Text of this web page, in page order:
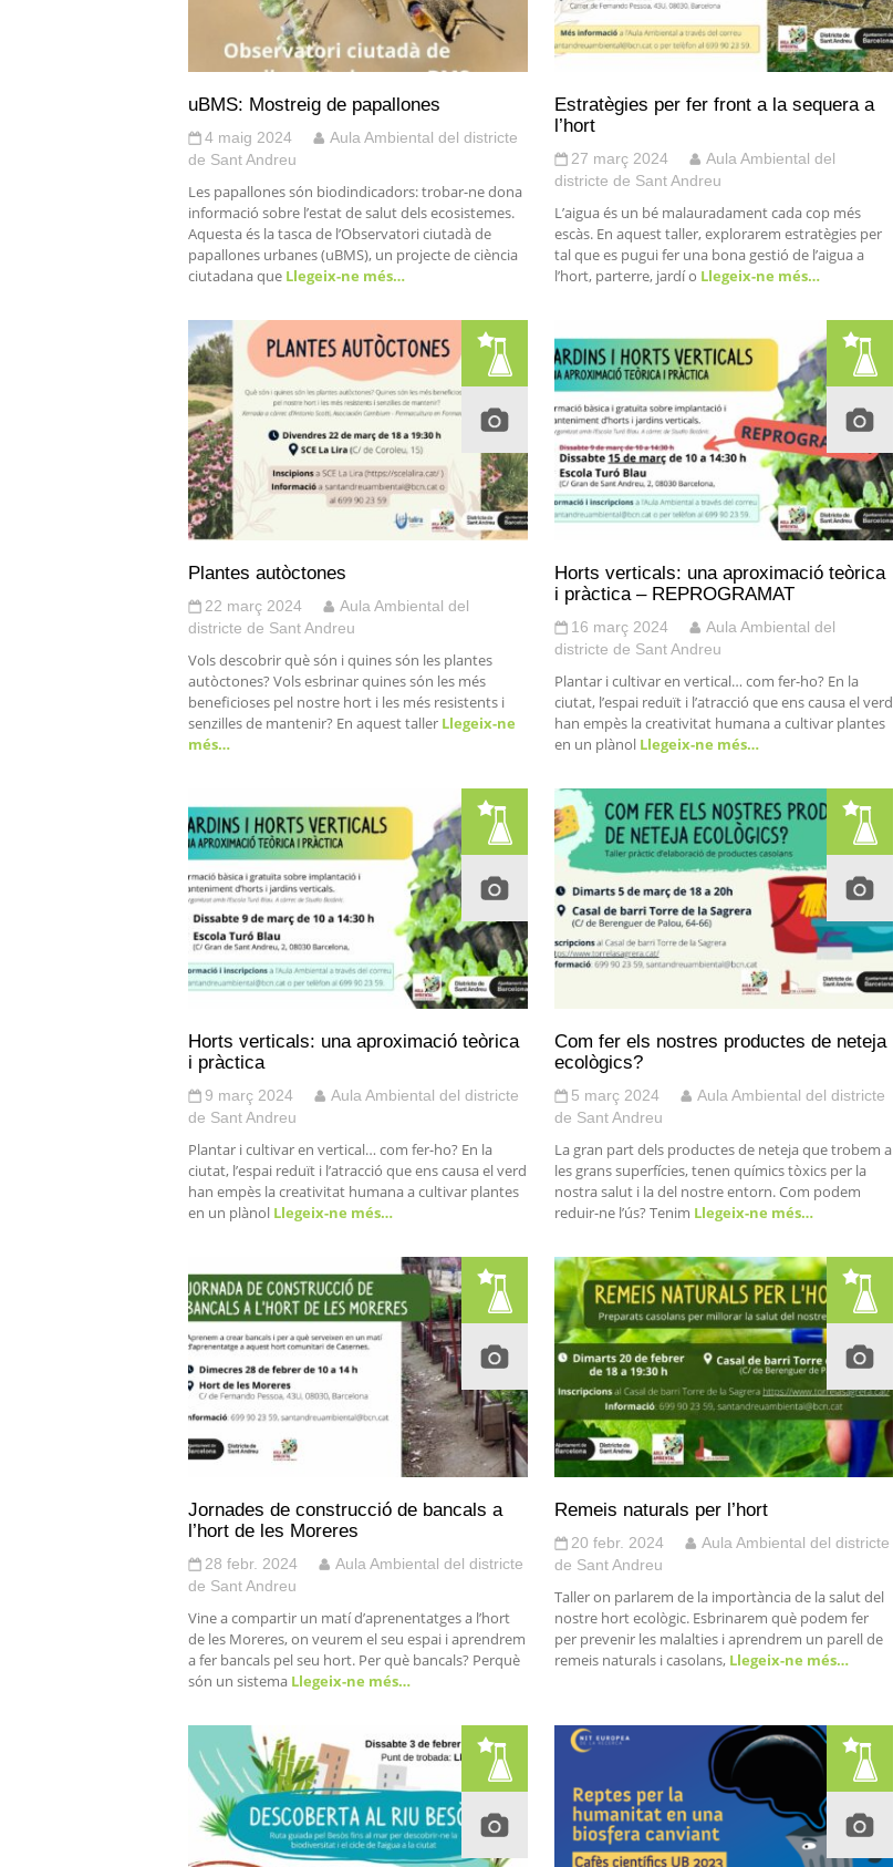
uBMS: Mostreig de papallones
4 maig 2024
Aula Ambiental del districte
de Sant Andreu
Les papallones són biodindicadors: trobar-ne dona
informació sobre l’estat de salut dels ecosistemes.
Aquesta és la tasca de l’Observatori ciutadà de
papallones urbanes (uBMS), un projecte de ciència
ciutadana que Llegeix-ne més…
Estratègies per fer front a la sequera a
l’hort
27 març 2024
Aula Ambiental del
districte de Sant Andreu
L’aigua és un bé malauradament cada cop més
escàs. En aquest taller, explorarem estratègies per
tal que es pugui fer una bona gestió de l’aigua a
l’hort, parterre, jardí o Llegeix-ne més…
Plantes autòctones
22 març 2024
Aula Ambiental del
districte de Sant Andreu
Vols descobrir què són i quines són les plantes
autòctones? Vols esbrinar quines són les més
beneficioses pel nostre hort i les més resistents i
senzilles de mantenir? En aquest taller Llegeix-ne
més…
Horts verticals: una aproximació teòrica
i pràctica – REPROGRAMAT
16 març 2024
Aula Ambiental del
districte de Sant Andreu
Plantar i cultivar en vertical… com fer-ho? En la
ciutat, l’espai reduït i l’atracció que ens causa el verd
han empès la creativitat humana a cultivar plantes
en un plànolLlegeix-ne més…
Horts verticals: una aproximació teòrica
i pràctica
9 març 2024
Aula Ambiental del districte
de Sant Andreu
Plantar i cultivar en vertical… com fer-ho? En la
ciutat, l’espai reduït i l’atracció que ens causa el verd
han empès la creativitat humana a cultivar plantes
en un plànol Llegeix-ne més…
Com fer els nostres productes de neteja
ecològics?
5 març 2024
Aula Ambiental del districte
de Sant Andreu
La gran part dels productes de neteja que trobem a
les grans superfícies, tenen químics tòxics per la
nostra salut i la del nostre entorn. Com podem
reduir-ne l’ús? Tenim Llegeix-ne més…
Jornades de construcció de bancals a
l’hort de les Moreres
28 febr. 2024
Aula Ambiental del districte
de Sant Andreu
Vine a compartir un matí d’aprenentatges a l’hort
de les Moreres, on veurem el seu espai i aprendrem
a fer bancals pel seu hort. Per què bancals? Perquè
són un sistema Llegeix-ne més…
Remeis naturals per l’hort
20 febr. 2024
Aula Ambiental del districte
de Sant Andreu
Taller on parlarem de la importància de la salut del
nostre hort ecològic. Esbrinarem què podem fer
per prevenir les malalties i aprendrem un parell de
remeis naturals i casolans,Llegeix-ne més…